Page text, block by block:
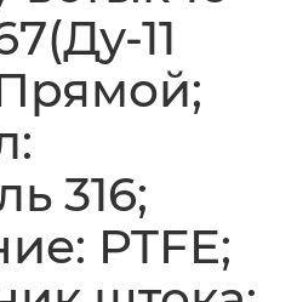
11
316;
PTFE;